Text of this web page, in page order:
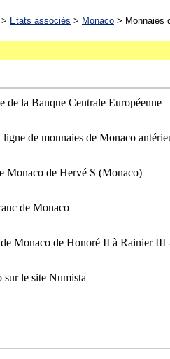
> Etats associés > Monaco > Monnaies
de la Banque Centrale Européenne
de monnaies de Monaco
Monaco de Hervé S (Monaco)
de Monaco
Monaco de Honoré II à Rainier III
le site Numista